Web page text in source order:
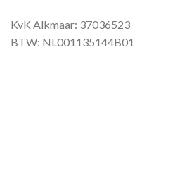
KvK Alkmaar: 37036523
BTW: NL001135144B01